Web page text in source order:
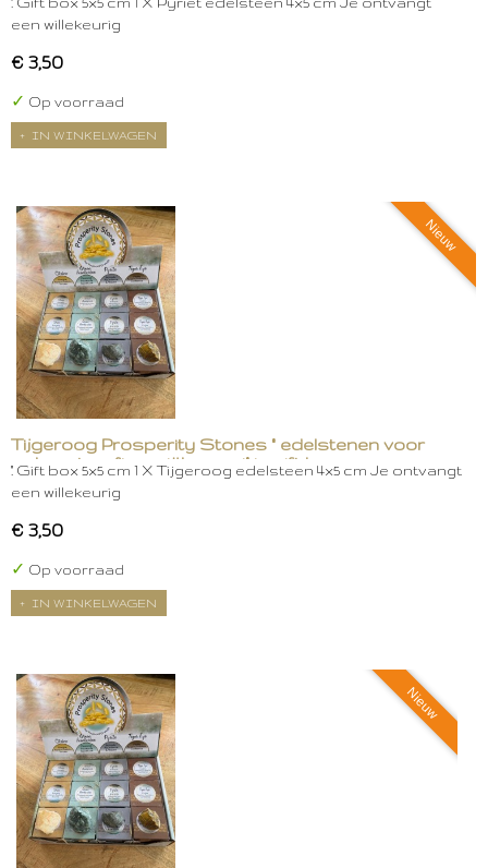
een willekeurig
€ 3,50
✓ Op voorraad
IN WINKELWAGEN
Nieuw
Tijgeroog Prosperity Stones " edelstenen voor
welvaart en financiële groei" in gift box
." Gift box 5x5 cm 1 X Tijgeroog edelsteen 4x5 cm Je ontvangt
een willekeurig
€ 3,50
✓ Op voorraad
IN WINKELWAGEN
Nieuw